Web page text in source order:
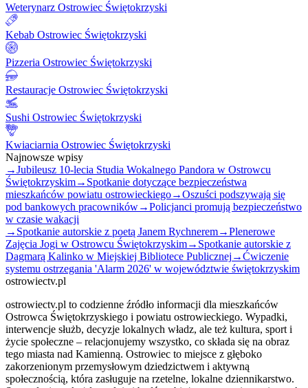
Weterynarz Ostrowiec Świętokrzyski
Kebab Ostrowiec Świętokrzyski
Pizzeria Ostrowiec Świętokrzyski
Restauracje Ostrowiec Świętokrzyski
Sushi Ostrowiec Świętokrzyski
Kwiaciarnia Ostrowiec Świętokrzyski
Najnowsze wpisy
→Jubileusz 10-lecia Studia Wokalnego Pandora w Ostrowcu
Świętokrzyskim→ Spotkanie dotyczące bezpieczeństwa
mieszkańców powiatu ostrowieckiego→Oszuści podszywają się
pod bankowych pracowników→Policjanci promują bezpieczeństwo
w czasie wakacji
→ Spotkanie autorskie z poetą Janem Rychnerem→Plenerowe
Zajęcia Jogi w Ostrowcu Świętokrzyskim→ Spotkanie autorskie z
Dagmarą Kalinko w Miejskiej Bibliotece Publicznej →Ćwiczenie
systemu ostrzegania 'Alarm 2026' w województwie świętokrzyskim
ostrowiectv.pl
ostrowiectv.pl to codzienne źródło informacji dla mieszkańców
Ostrowca Świętokrzyskiego i powiatu ostrowieckiego. Wypadki,
interwencje służb, decyzje lokalnych władz, ale też kultura, sport i
życie społeczne – relacjonujemy wszystko, co składa się na obraz
tego miasta nad Kamienną. Ostrowiec to miejsce z głęboko
zakorzenionym przemysłowym dziedzictwem i aktywną
społecznością, która zasługuje na rzetelne, lokalne dziennikarstwo.